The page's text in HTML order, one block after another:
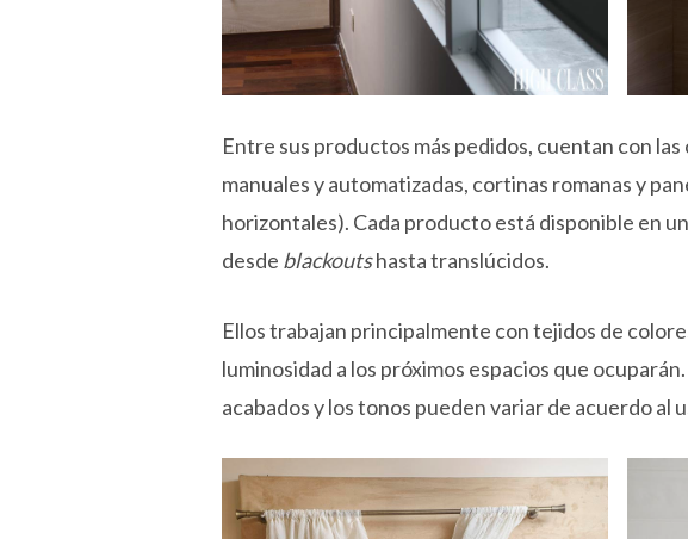
Entre sus productos más pedidos, cuentan con
manuales y automatizadas, cortinas romanas y
horizontales). Cada producto está disponible en
desde blackoutshasta translúcidos.
Ellos trabajan principalmente con tejidos de
luminosidad a los próximos espacios que
acabados y los tonos pueden variar de acuerdo al